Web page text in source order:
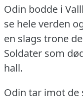
Odin bodde i
se hele verden
en slags trone
Soldater som
hall.
Odin tar imot de